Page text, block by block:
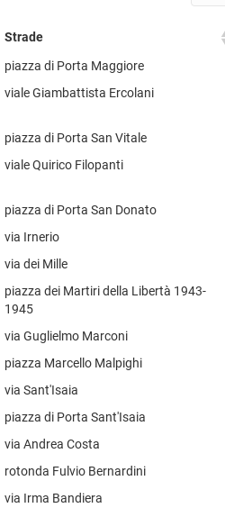
Strade
piazza di Porta Maggiore
viale Giambattista Ercolani
piazza di Porta San Vitale
viale Quirico Filopanti
piazza di Porta San Donato
via Irnerio
via dei Mille
piazza dei Martiri della Libertà 1943-
1945
via Guglielmo Marconi
piazza Marcello Malpighi
via Sant'Isaia
piazza di Porta Sant'Isaia
via Andrea Costa
rotonda Fulvio Bernardini
via Irma Bandiera